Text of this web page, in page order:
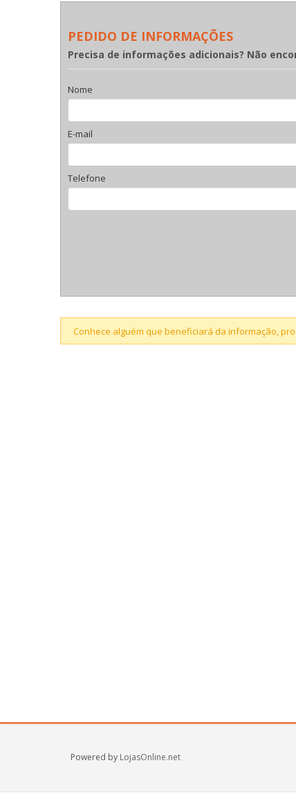
PEDIDO DE INFORMAÇÕES
Precisa de informações adicionais? Não
Nome
E-mail
Telefone
Conhece alguém que beneficiará da informação,
Powered by LojasOnline.net